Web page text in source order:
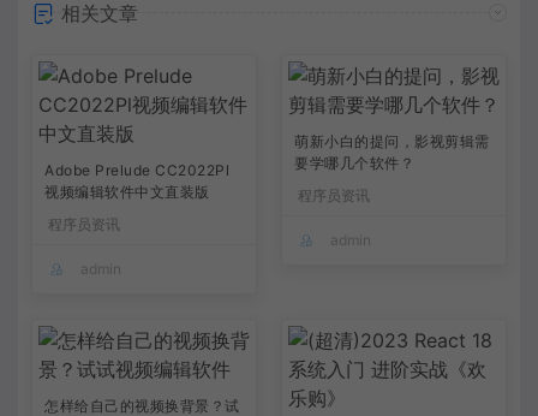
相关文章
Adobe Prelude CC2022Pl
视频编辑软件中文直装版
程序员资讯
admin
萌新小白的提问，影视剪辑需
要学哪几个软件？
程序员资讯
admin
怎样给自己的视频换背景？试